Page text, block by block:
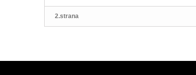
2.strana